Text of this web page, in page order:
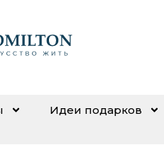
Идеи подарков